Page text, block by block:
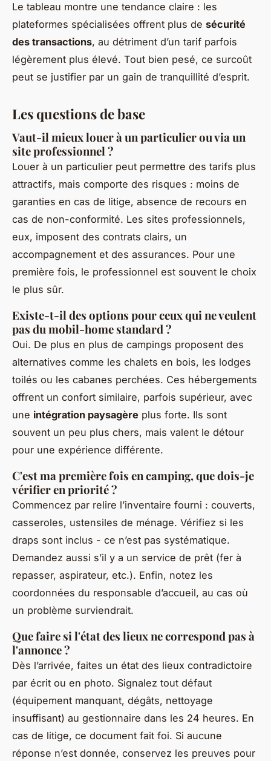
Le tableau montre une tendance claire : les
plateformes spécialisées offrent plus de sécurité
des transactions, au détriment d’un tarif parfois
légèrement plus élevé. Tout bien pesé, ce surcoût
peut se justifier par un gain de tranquillité d’esprit.
Les questions de base
Vaut-il mieux louer à un particulier ou via un
site professionnel ?
Louer à un particulier peut permettre des tarifs plus
attractifs, mais comporte des risques : moins de
garanties en cas de litige, absence de recours en
cas de non-conformité. Les sites professionnels,
eux, imposent des contrats clairs, un
accompagnement et des assurances. Pour une
première fois, le professionnel est souvent le choix
le plus sûr.
Existe-t-il des options pour ceux qui ne veulent
pas du mobil-home standard ?
Oui. De plus en plus de campings proposent des
alternatives comme les chalets en bois, les lodges
toilés ou les cabanes perchées. Ces hébergements
offrent un confort similaire, parfois supérieur, avec
une intégration paysagère plus forte. Ils sont
souvent un peu plus chers, mais valent le détour
pour une expérience différente.
C'est ma première fois en camping, que dois-je
vérifier en priorité ?
Commencez par relire l’inventaire fourni : couverts,
casseroles, ustensiles de ménage. Vérifiez si les
draps sont inclus - ce n’est pas systématique.
Demandez aussi s’il y a un service de prêt (fer à
repasser, aspirateur, etc.). Enfin, notez les
coordonnées du responsable d’accueil, au cas où
un problème surviendrait.
Que faire si l'état des lieux ne correspond pas à
l'annonce ?
Dès l’arrivée, faites un état des lieux contradictoire
par écrit ou en photo. Signalez tout défaut
(équipement manquant, dégâts, nettoyage
insuffisant) au gestionnaire dans les 24 heures. En
cas de litige, ce document fait foi. Si aucune
réponse n’est donnée, conservez les preuves pour